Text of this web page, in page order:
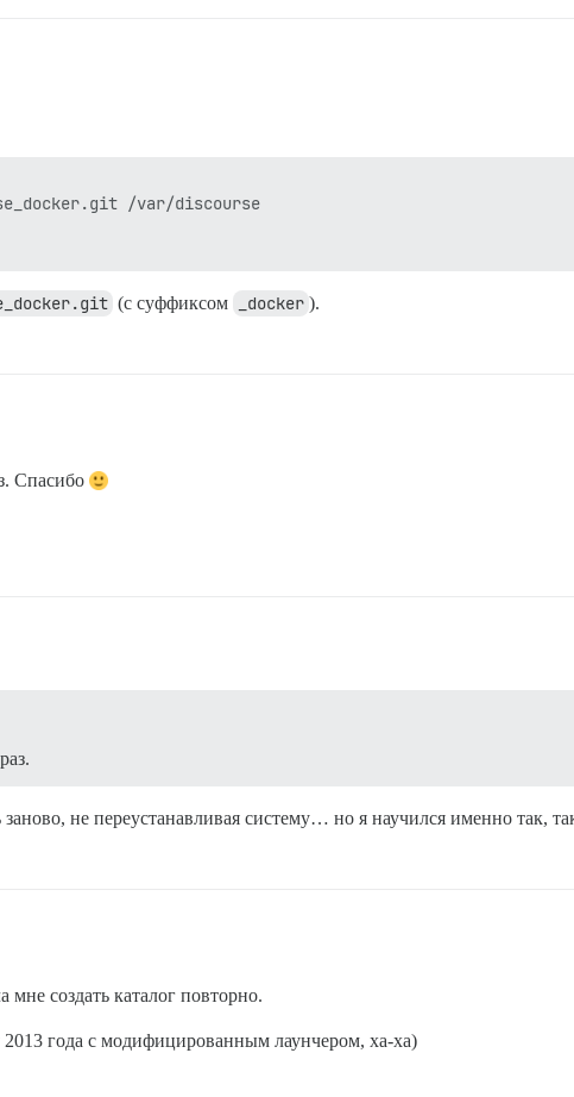
/var/discourse
(с суффиксом _docker ).
Спасибо
не переустанавливая систему… но я научился именно так,
мне создать каталог повторно.
года с модифицированным лаунчером, ха-ха)